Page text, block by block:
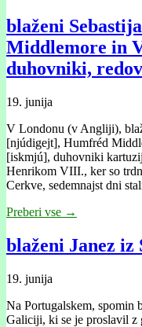
blaženi
Middlemore in
duhovniki,
19. junija
V Londonu (v Angliji),
[njúdigejt], Humfréd
[iskmjú], duhovniki
Henrikom VIII., ker so
Cerkve, sedemnajst dni
Preberi vse →
blaženi Janez iz
19. junija
Na Portugalskem, spomin
Galiciji, ki se je proslavil z